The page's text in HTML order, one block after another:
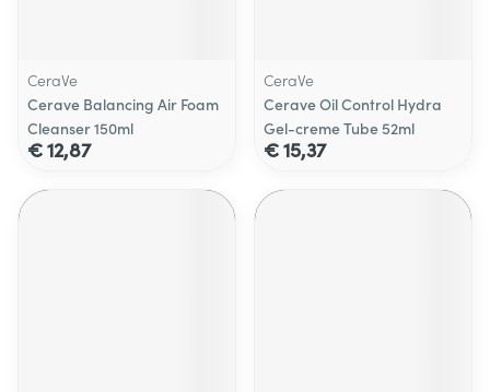
CeraVe
Cerave Balancing Air Foam
Cleanser 150ml
€ 12,87
CeraVe
Cerave Oil Control Hydra
Gel-creme Tube 52ml
€ 15,37